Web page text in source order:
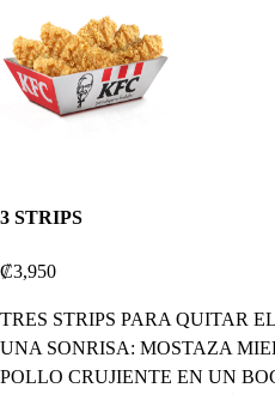
3 STRIPS
₡3,950
TRES STRIPS PARA QUITAR
UNA SONRISA: MOSTAZA
POLLO CRUJIENTE EN UN